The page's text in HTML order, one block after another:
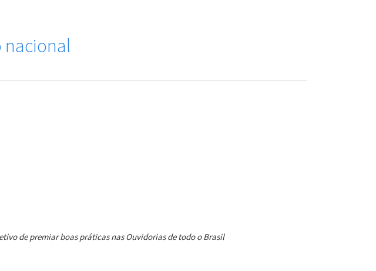
nacional
de premiar boas práticas nas Ouvidorias de todo o Brasil